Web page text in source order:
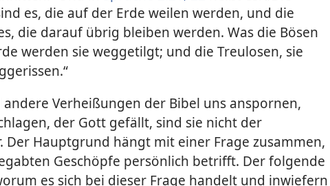
es, die auf der Erde weilen werden, und die
die darauf übrig bleiben werden. Was die Bösen
werden sie weggetilgt; und die Treulosen, sie
Verheißungen der Bibel uns anspornen,
der Gott gefällt, sind sie nicht der
Der Hauptgrund hängt mit einer Frage zusammen,
Geschöpfe persönlich betrifft. Der folgende
es sich bei dieser Frage handelt und inwiefern